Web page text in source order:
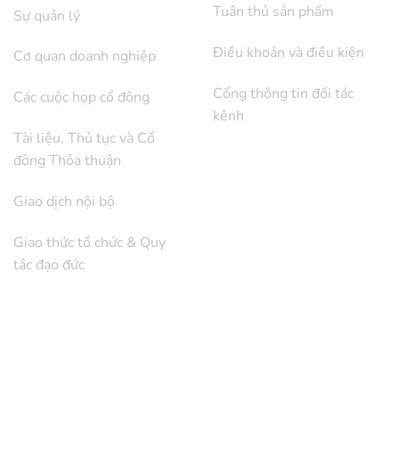
Sự quản lý
Cơ quan doanh nghiệp
Các cuộc họp cổ đông
Tài liệu, Thủ tục và Cổ
đông Thỏa thuận
Giao dịch nội bộ
Giao thức tổ chức & Quy
tắc đạo đức
Tuân thủ sản phẩm
Điều khoản và điều kiện
Cổng thông tin đối tác
kênh